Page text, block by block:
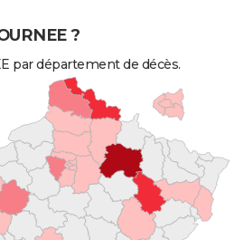
?
par département de décès.